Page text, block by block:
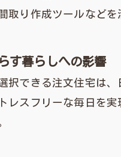
取り作成ツールなど
す暮らしへの影響
択できる注文住宅は
レスフリーな毎日を